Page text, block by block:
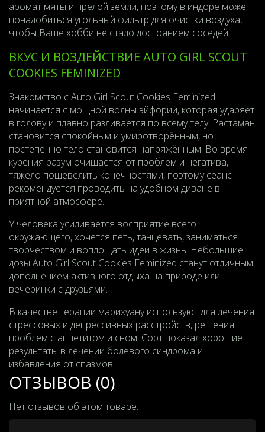
аромат мяты и прелой земли, поэтому в индоре может
понадобиться угольный фильтр для очистки воздуха,
чтобы Ваше хобби не стало достоянием соседей.
ВКУС И ВОЗДЕЙСТВИЕ AUTO GIRL SCOUT
COOKIES FEMINIZED
Знакомство сAuto Girl Scout Cookies Feminized
начинается с мощной волны эйфории, которая ударяет
в голову и плавно разливается по всему телу. Растаман
становится спокойным и умиротворённым, но
постепенно тело становится напряжённым. Во время
курения разум очищается от проблем и негатива,
тяжело пошевелить конечностями, поэтому сеанс
рекомендуется проводить на удобном диване в
приятной атмосфере.
У человека усиливается восприятие всего
окружающего, хочется петь, танцевать, заниматься
творчеством и воплощать идеи в жизнь. Небольшие
дозы Auto Girl Scout Cookies Feminized станут отличным
дополнением активного отдыха на природе или
вечеринки с друзьями.
В качестве терапии марихуану используют для лечения
стрессовых и депрессивных расстройств, решения
проблем с аппетитом и сном. Сорт показал хорошие
результаты в лечении болевого синдрома и
избавления от спазмов.
ОТЗЫВОВ (0)
Нет отзывов об этом товаре.